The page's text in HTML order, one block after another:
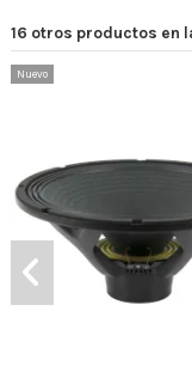
16 otros productos en
Nuevo